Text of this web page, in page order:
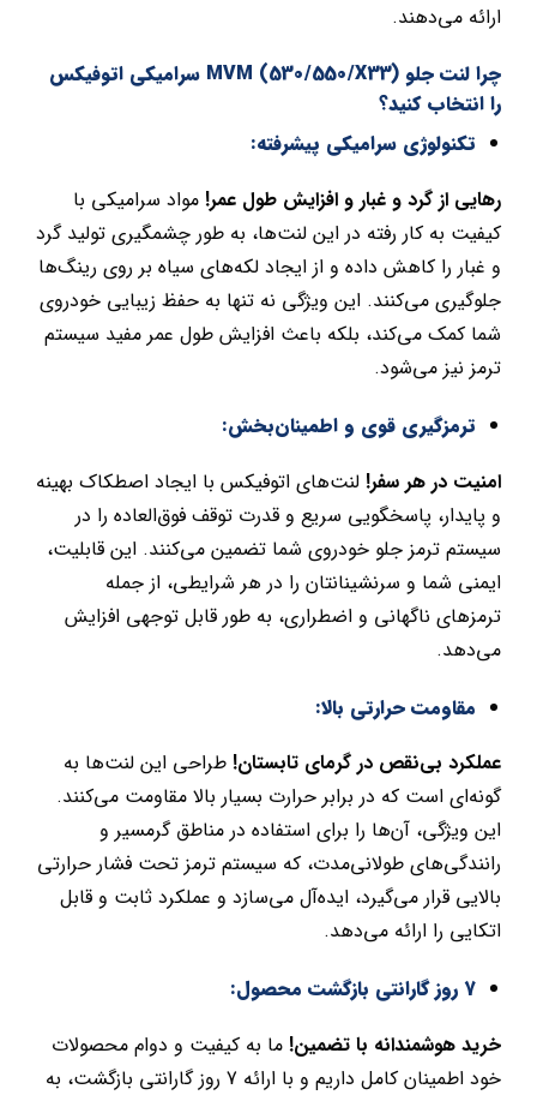
ارائه می‌دهند.
چرا لنت جلو MVM (530/550/X33) سرامیکی اتوفیکس
را انتخاب کنید؟
تکنولوژی سرامیکی پیشرفته:
رهایی از گرد و غبار و افزایش طول عمر!مواد سرامیکی با
کیفیت به کار رفته در این لنت‌ها، به طور چشمگیری تولید گرد
و غبار را کاهش داده و از ایجاد لکه‌های سیاه بر روی رینگ‌ها
جلوگیری می‌کنند. این ویژگی نه تنها به حفظ زیبایی خودروی
شما کمک می‌کند، بلکه باعث افزایش طول عمر مفید سیستم
ترمز نیز می‌شود.
ترمزگیری قوی و اطمینان‌بخش:
امنیت در هر سفر!لنت‌های اتوفیکس با ایجاد اصطکاک بهینه
و پایدار، پاسخگویی سریع و قدرت توقف فوق‌العاده را در
سیستم ترمز جلو خودروی شما تضمین می‌کنند. این قابلیت،
ایمنی شما و سرنشینانتان را در هر شرایطی، از جمله
ترمزهای ناگهانی و اضطراری، به طور قابل توجهی افزایش
می‌دهد.
مقاومت حرارتی بالا:
عملکرد بی‌نقص در گرمای تابستان!طراحی این لنت‌ها به
گونه‌ای است که در برابر حرارت بسیار بالا مقاومت می‌کنند.
این ویژگی، آن‌ها را برای استفاده در مناطق گرمسیر و
رانندگی‌های طولانی‌مدت، که سیستم ترمز تحت فشار حرارتی
بالایی قرار می‌گیرد، ایده‌آل می‌سازد و عملکرد ثابت و قابل
اتکایی را ارائه می‌دهد.
7 روز گارانتی بازگشت محصول:
خرید هوشمندانه با تضمین!ما به کیفیت و دوام محصولات
خود اطمینان کامل داریم و با ارائه 7 روز گارانتی بازگشت، به